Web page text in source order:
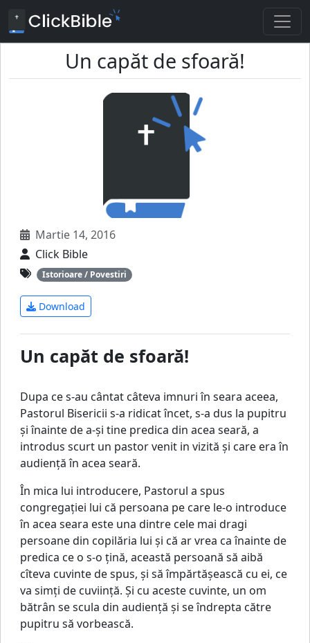
Un capăt de sfoară!
Martie 14, 2016
Click Bible
Istorioare / Povestiri
Download
Un capăt de sfoară!
Dupa ce s-au cântat câteva imnuri în seara aceea,
Pastorul Bisericii s-a ridicat încet, s-a dus la pupitru
şi înainte de a-şi tine predica din acea seară, a
introdus scurt un pastor venit in vizită şi care era în
audienţă în acea seară.
În mica lui introducere, Pastorul a spus
congregaţiei lui că persoana pe care le-o introduce
în acea seara este una dintre cele mai dragi
persoane din copilăria lui şi că ar vrea ca înainte de
predica ce o s-o ţină, această persoană să aibă
cîteva cuvinte de spus, şi să împărtăşească cu ei, ce
va simţi de cuviinţă. Şi cu aceste cuvinte, un om
bătrân se scula din audienţă şi se îndrepta către
pupitru să vorbească.